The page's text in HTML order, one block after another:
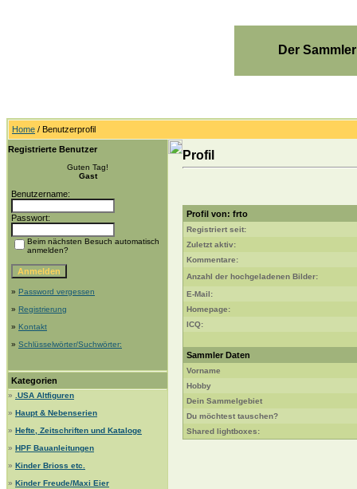
Der
Home / Benutzerprofil
Registrierte Benutzer
Guten Tag!
Gast
Benutzername:
Passwort:
Beim nächsten Besuch automatisch
anmelden?
» Password vergessen
» Registrierung
» Kontakt
» Schlüsselwörter/Suchwörter:
Kategorien
»
.USA Altfiguren
» Haupt & Nebenserien
» Hefte, Zeitschriften und Kataloge
» HPF Bauanleitungen
» Kinder Brioss etc.
» Kinder Freude/Maxi Eier
Profil
Profil von: frto
Registriert seit:
Zuletzt aktiv:
Kommentare:
Anzahl der hochgeladenen Bilder:
E-Mail:
Homepage:
ICQ:
Sammler Daten
Vorname
Hobby
Dein Sammelgebiet
Du möchtest tauschen?
Shared lightboxes: